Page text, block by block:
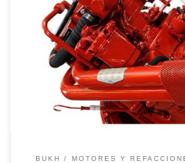
BOTE SALVAVIDAS BUKH CON
de potencia eficaces y disciplinadas
navegación segura y sin problemas.
BUKH MOTORES Y